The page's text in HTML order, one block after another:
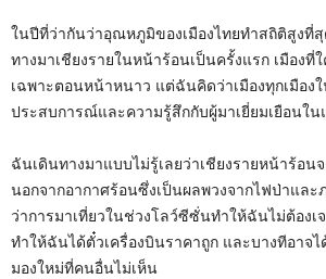
ในปีที่ว่ากันว่าอุณหภูมิของเมืองไทยทำสถิติสูงที่
ทางมาเชียงรายในหน้าร้อนเป็นครั้งแรก เมืองที่
เฉพาะตอนหน้าหนาว แต่ฉันคิดว่าเมืองทุกเมือง
ประสบการณ์และความรู้สึกกับผู้มาเยี่ยมเยือนใ
ฉันเดินทางมาแบบไม่รู้เลยว่าเชียงรายหน้าร้อน
นอกจากอากาศร้อนซึ่งเป็นผลพวงจากไฟป่าและ
ว่าการมาเที่ยวในช่วงโลว์ซีซั่นทำให้ฉันไม่ต้อง
ทำให้ฉันได้ตั๋วเครื่องบินราคาถูก และบางทีอาจไ
มองใหม่ที่คนอื่นไม่เห็น